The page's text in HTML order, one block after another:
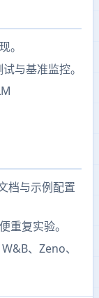
。
与基准监控。
档与示例配置
重复实验。
、Zeno、